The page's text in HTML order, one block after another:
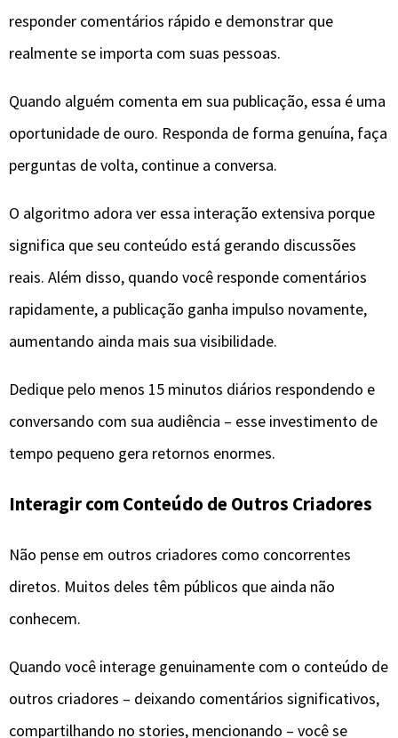
responder comentários rápido e demonstrar que
realmente se importa com suas pessoas.
Quando alguém comenta em sua publicação, essa é uma
oportunidade de ouro. Responda de forma genuína, faça
perguntas de volta, continue a conversa.
O algoritmo adora ver essa interação extensiva porque
significa que seu conteúdo está gerando discussões
reais. Além disso, quando você responde comentários
rapidamente, a publicação ganha impulso novamente,
aumentando ainda mais sua visibilidade.
Dedique pelo menos 15 minutos diários respondendo e
conversando com sua audiência – esse investimento de
tempo pequeno gera retornos enormes.
Interagir com Conteúdo de Outros Criadores
Não pense em outros criadores como concorrentes
diretos. Muitos deles têm públicos que ainda não
conhecem.
Quando você interage genuinamente com o conteúdo de
outros criadores – deixando comentários significativos,
compartilhando no stories, mencionando – você se